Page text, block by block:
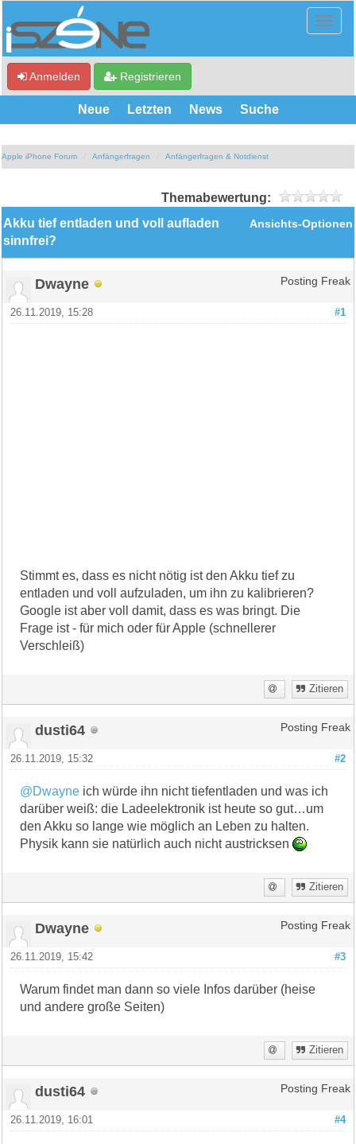
Anmelden Registrieren
Neue Letzten News Suche
Apple iPhone Forum Anfängerfragen Anfängerfragen & Notdienst
Themabewertung:
Ansichts-Optionen
Akku tief entladen und voll aufladen
sinnfrei?
Dwayne Posting Freak
#1
26.11.2019, 15:28
Stimmt es, dass es nicht nötig ist den Akku tief zu
entladen und voll aufzuladen, um ihn zu kalibrieren?
Google ist aber voll damit, dass es was bringt. Die
Frage ist - für mich oder für Apple (schnellerer
Verschleiß)
Zitieren
dusti64 Posting Freak
#2
26.11.2019, 15:32
@Dwayne ich würde ihn nicht tiefentladen und was ich
darüber weiß: die Ladeelektronik ist heute so gut…um
den Akku so lange wie möglich an Leben zu halten.
Physik kann sie natürlich auch nicht austricksen
Zitieren
Dwayne Posting Freak
#3
26.11.2019, 15:42
Warum findet man dann so viele Infos darüber (heise
und andere große Seiten)
Zitieren
dusti64 Posting Freak
#4
26.11.2019, 16:01